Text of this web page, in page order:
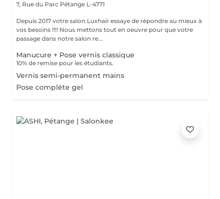
7, Rue du Parc Pétange L-4771
Depuis 2017 votre salon Luxhair essaye de répondre au mieux à
vos besoins !!!! Nous mettons tout en oeuvre pour que votre
passage dans notre salon re...
Manucure + Pose vernis classique
10% de remise pour les étudiants.
Vernis semi-permanent mains
Pose complète gel